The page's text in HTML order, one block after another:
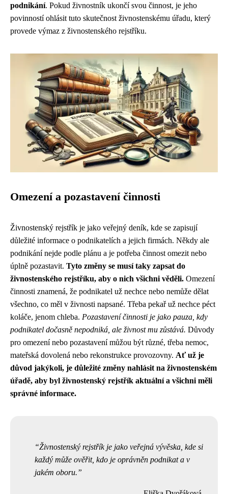
podnikání. Pokud živnostník ukončí svou činnost, je jeho
povinností ohlásit tuto skutečnost živnostenskému úřadu, který
provede výmaz z živnostenského rejstříku.
Omezení a pozastavení činnosti
Živnostenský rejstřík je jako veřejný deník, kde se zapisují
důležité informace o podnikatelích a jejich firmách. Někdy ale
podnikání nejde podle plánu a je potřeba činnost omezit nebo
úplně pozastavit. Tyto změny se musí taky zapsat do
živnostenského rejstříku, aby o nich všichni věděli. Omezení
činnosti znamená, že podnikatel už nechce nebo nemůže dělat
všechno, co měl v živnosti napsané. Třeba pekař už nechce péct
koláče, jenom chleba. Pozastavení činnosti je jako pauza, kdy
podnikatel dočasně nepodniká, ale živnost mu zůstává. Důvody
pro omezení nebo pozastavení můžou být různé, třeba nemoc,
mateřská dovolená nebo rekonstrukce provozovny. Ať už je
důvod jakýkoli, je důležité změny nahlásit na živnostenském
úřadě, aby byl živnostenský rejstřík aktuální a všichni měli
správné informace.
Živnostenský rejstřík je jako veřejná vývěska, kde si
každý může ověřit, kdo je oprávněn podnikat a v
jakém oboru.